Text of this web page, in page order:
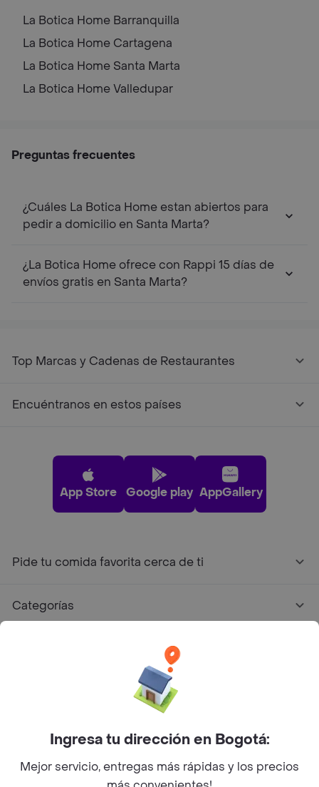
La Botica Home Barranquilla
La Botica Home Cartagena
La Botica Home Santa Marta
La Botica HomeValledupar
Preguntas frecuentes
¿Cuáles La Botica Home estan abiertos para
pedir a domicilio en Santa Marta?
¿La Botica Home ofrece con Rappi 15 días de
envíos gratis en Santa Marta?
Top Marcas y Cadenas de Restaurantes
Encuéntranos en estos países
App Store Google play AppGallery
Pide tu comida favorita cerca de ti
Categorías
Facebook
Twitter
Instagram
©2026Rappi Inc. All rights reserved.
Ingresa tu dirección en Bogotá:
Mejor servicio, entregas más rápidas y los precios